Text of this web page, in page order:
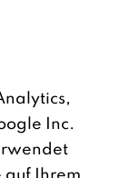
Inc.